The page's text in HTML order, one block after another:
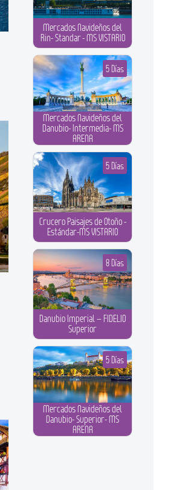
Mercados Navideños del
Rin- Standar - MS VISTARIO
Mercados Navideños del
Danubio- Intermedia- MS
ARENA
5 Días
Crucero Paisajes de Otoño -
Estándar-MS VISTARIO
5 Días
Danubio Imperial – FIDELIO
Superior
8 Días
Mercados Navideños del
Danubio- Superior- MS
ARENA
5 Días